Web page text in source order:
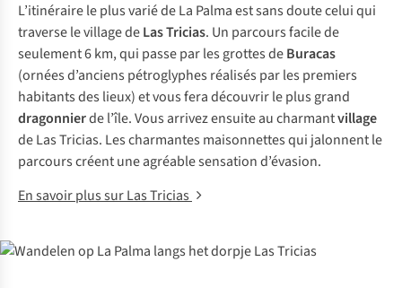
L’itinéraire le plus varié de La Palma est sans doute celui qui
traverse le village deLas Tricias. Un parcours facile de
seulement 6 km, qui passe par les grottes deBuracas
(ornées d’anciens pétroglyphes réalisés par les premiers
habitants des lieux) et vous fera découvrir le plus grand
dragonnierde l’île. Vous arrivez ensuite au charmantvillage
de Las Tricias. Les charmantes maisonnettes qui jalonnent le
parcours créent une agréable sensation d’évasion.
En savoir plus sur Las Tricias